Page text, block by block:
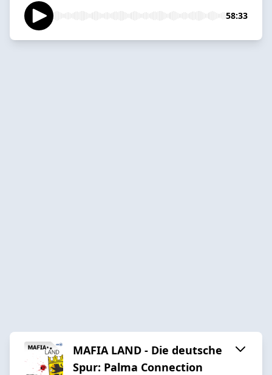
58:33
MAFIA LAND - Die deutsche
Spur: Palma Connection